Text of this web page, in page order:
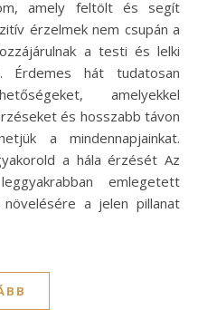
amely feltölt és segít
érzelmek nem csupán a
a testi és lelki
Érdemes hát tudatosan
amelyekkel
és hosszabb távon
a mindennapjainkat.
a hála érzését Az
emlegetett
a jelen pillanat